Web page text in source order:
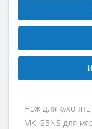
Нож для
MK-G5NS для